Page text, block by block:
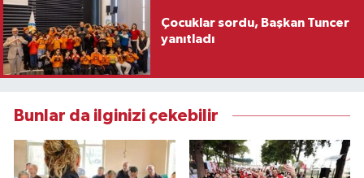
Çocuklar sordu, Başkan Tuncer
yanıtladı
Bunlar da ilginizi çekebilir